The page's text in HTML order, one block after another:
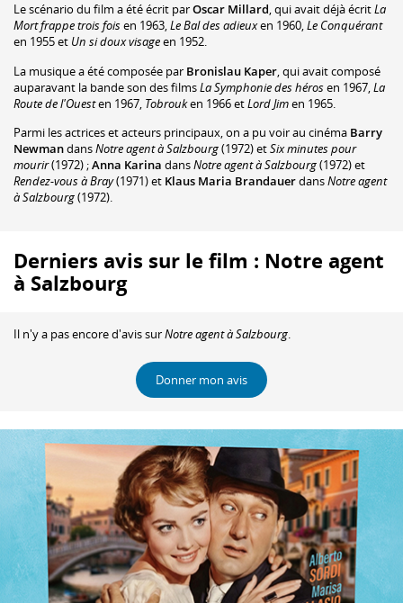
Le scénario du film a été écrit parOscar Millard, qui avait déjà écritLa
Mort frappe trois foisen 1963,Le Bal des adieuxen 1960,Le Conquérant
en 1955 et Un si doux visageen 1952.
La musique a été composée par Bronislau Kaper , qui avait composé
auparavant la bande son des filmsLa Symphonie des hérosen 1967, La
Route de l'Ouesten 1967, Tobrouken 1966 etLord Jimen 1965.
Parmi les actrices et acteurs principaux, on a pu voir au cinéma Barry
NewmandansNotre agent à Salzbourg(1972) etSix minutes pour
mourir(1972) ;Anna Karina dansNotre agent à Salzbourg(1972) et
Rendez-vous à Bray(1971) et Klaus Maria BrandauerdansNotre agent
à Salzbourg(1972).
Derniers avis sur le film : Notre agent
à Salzbourg
Il n'y a pas encore d'avis surNotre agent à Salzbourg.
Donner mon avis